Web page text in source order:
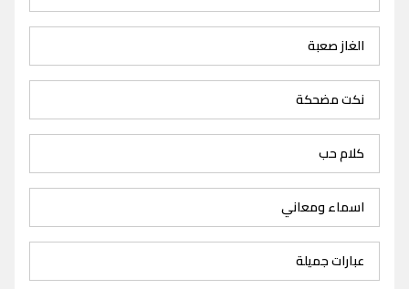
الغاز صعبة
نكت مضحكة
كلام حب
اسماء ومعاني
عبارات جميلة